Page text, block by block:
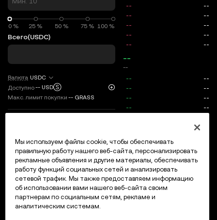
0 % 25 % 50 % 75 % 100 %
0 %
Всего(USDC)
Валюта USDC
Доступно-- USDⓈ
Макс. лимит покупки -- GRASS
Вход/регистрация
Макс. цена 0
Комиссии
--
--
Открытые ордера История ордеров Открытые
Мы используем файлы cookie, чтобы обеспечивать
правильную работу нашего веб-сайта, персонализировать
рекламные объявления и другие материалы, обеспечивать
работу функций социальных сетей и анализировать
сетевой трафик. Мы также предоставляем информацию
об использовании вами нашего веб-сайта своим
партнерам по социальным сетям, рекламе и
аналитическим системам.